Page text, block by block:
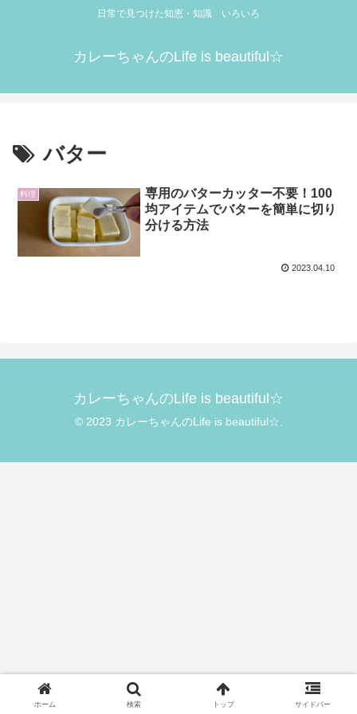
日常で見つけた知恵・知識 いろいろ
カレーちゃんのLife is beautiful☆
バター
料理
専用のバターカッター不要！100
均アイテムでバターを簡単に切り
分ける方法
2023.04.10
カレーちゃんのLife is beautiful☆
© 2023 カレーちゃんのLife is beautiful☆.
ホーム 検索 トップ サイドバー